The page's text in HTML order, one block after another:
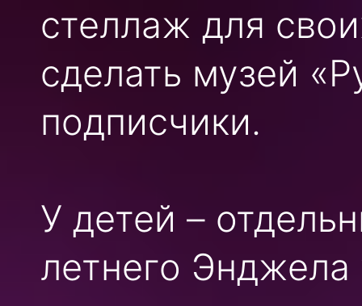
стеллаж для
сделать музей
подписчики.
У детей –
летнего